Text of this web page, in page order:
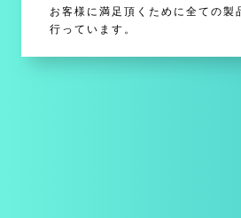
お客様に満足頂くために全ての
行っています。